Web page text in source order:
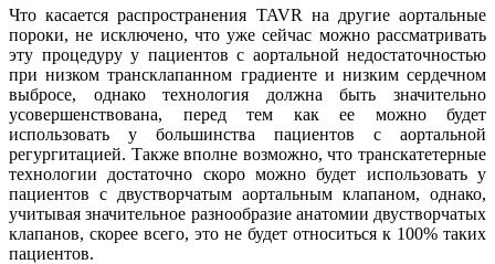
Что касается распространения TAVR на другие аортальные
пороки, не исключено, что уже сейчас можно рассматривать
эту процедуру у пациентов с аортальной недостаточностью
при низком трансклапанном градиенте и низким сердечном
выбросе, однако технология должна быть значительно
усовершенствована, перед тем как ее можно будет
использовать у большинства пациентов с аортальной
регургитацией. Также вполне возможно, что транскатетерные
технологии достаточно скоро можно будет использовать у
пациентов с двустворчатым аортальным клапаном, однако,
учитывая значительное разнообразие анатомии двустворчатых
клапанов, скорее всего, это не будет относиться к 100% таких
пациентов.